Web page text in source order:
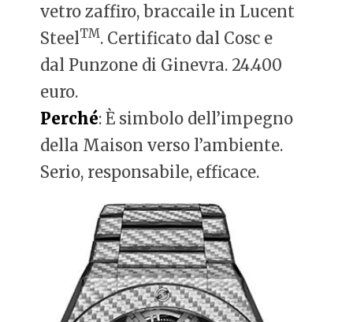
vetro zaffiro, braccaile in Lucent
Steel TM. Certificato dal Cosc e
dal Punzone di Ginevra. 24.400
euro.
Perché: È simbolo dell’impegno
della Maison verso l’ambiente.
Serio, responsabile, efficace.